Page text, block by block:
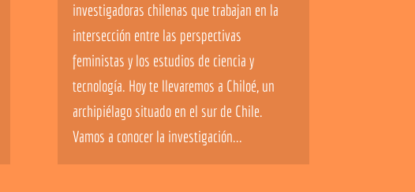
investigadoras chilenas que trabajan en la
intersección entre las perspectivas
feministas y los estudios de ciencia y
tecnología. Hoy te llevaremos a Chiloé, un
archipiélago situado en el sur de Chile.
Vamos a conocer la investigación...